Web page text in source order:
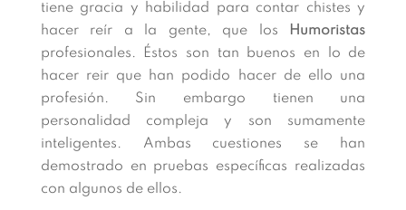
tiene gracia y habilidad para contar chistes y
hacer reír a la gente, que los
Humoristas
profesionales. Éstos son tan buenos en lo de
hacer reir que han podido hacer de ello una
profesión. Sin embargo tienen una
personalidad compleja y son sumamente
inteligentes. Ambas cuestiones se han
demostrado en pruebas específicas realizadas
con algunos de ellos.